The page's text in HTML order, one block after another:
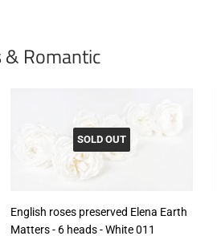
& Romantic
SOLD OUT
English roses preserved Elena Earth
Matters - 6 heads - White 011